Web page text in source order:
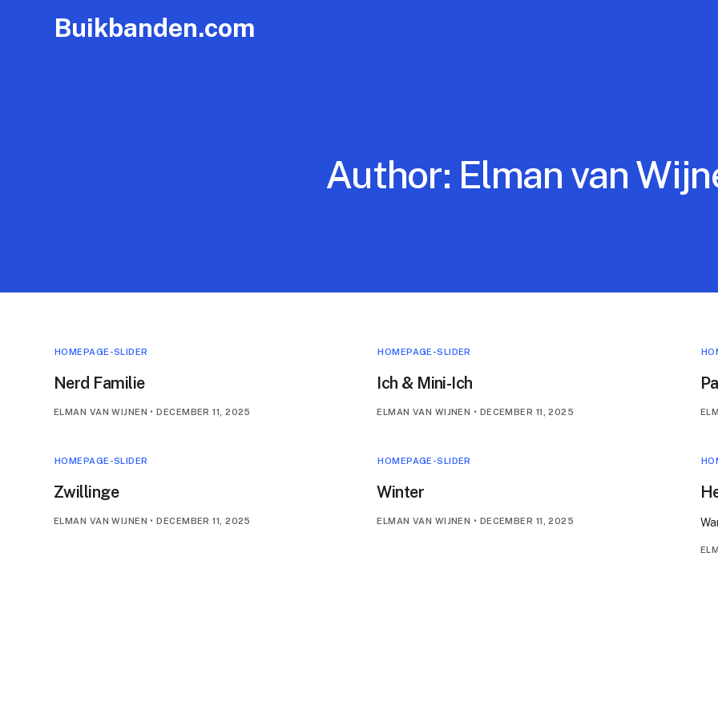
Buikbanden.com
Author: Elman van
HOMEPAGE-SLIDER
Nerd Familie
ELMAN VAN WIJNEN • DECEMBER 11, 2025
HOMEPAGE-SLIDER
Ich & Mini-Ich
ELMAN VAN WIJNEN • DECEMBER 11, 2025
HOMEPAGE-SLIDER
Zwillinge
ELMAN VAN WIJNEN • DECEMBER 11, 2025
HOMEPAGE-SLIDER
Winter
ELMAN VAN WIJNEN • DECEMBER 11, 2025